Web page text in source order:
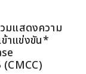
มแสดงความ
าแข่งขัน*